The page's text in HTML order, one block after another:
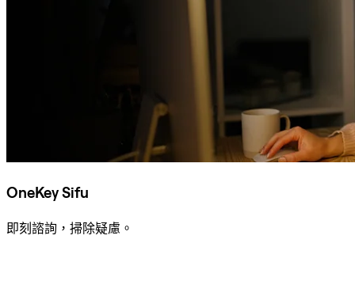
OneKey Sifu
即刻諮詢，掃除疑慮。